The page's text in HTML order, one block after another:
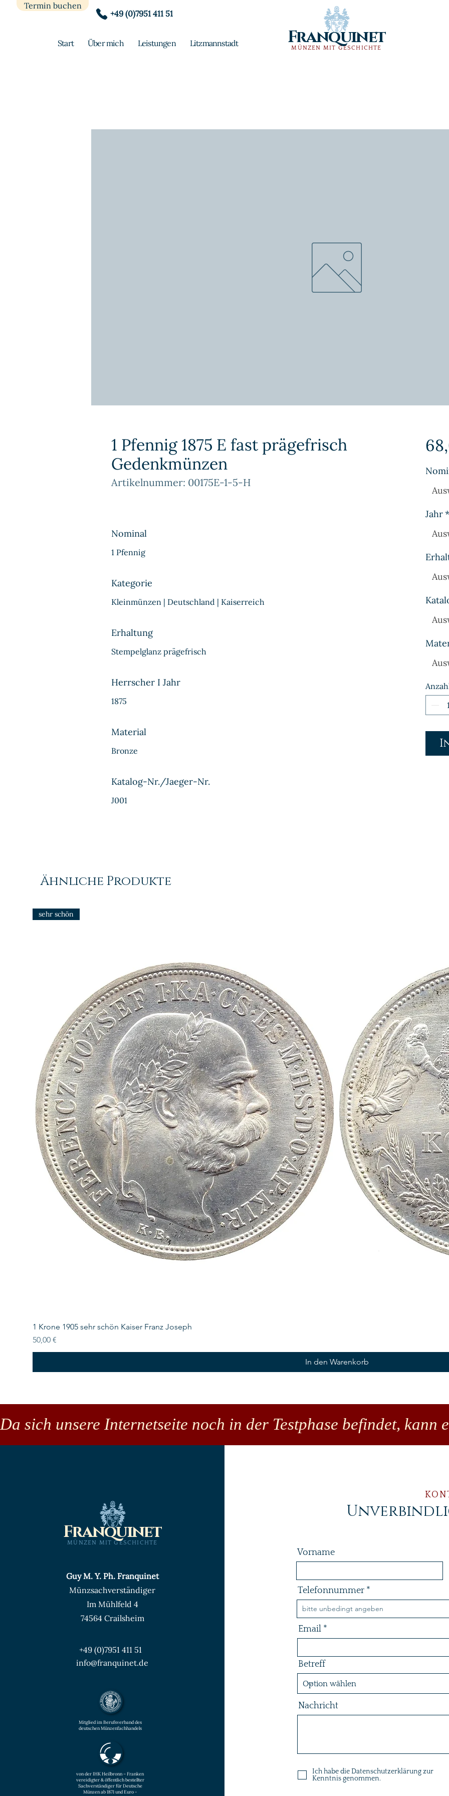
Termin buchen
Start Über mich Leistungen Litzmannstadt
+49 (0)7951 411 51
MÜNZEN MIT GESCHICHTE
Franquinet
1 Pfennig 1875 E fast prägefrisch
Gedenkmünzen
Artikelnummer: 00175E-1-5-H
Nominal
1 Pfennig
Kategorie
Kleinmünzen | Deutschland | Kaiserreich
Erhaltung
Stempelglanz prägefrisch
Herrscher I Jahr
1875
Material
Bronze
Katalog-Nr./Jaeger-Nr.
J001
Jahr*
Ähnliche Produkte
sehr schön
1 Krone 1905 sehr schön Kaiser Franz Joseph
Preis
50,00 €
In den Warenkorb
Da sich unsere Internetseite noch in der Testphase befindet,
MÜNZEN MIT GESCHICHTE
Franquinet
Guy M. Y. Ph. Franquinet
Münzsachverständiger
Im Mühlfeld 4
74564 Crailsheim
+49 (0)7951 411 51
info@franquinet.de
Mitglied im Berufsverband des
deutschen Münzenfachhandels
von der IHK Heilbronn – Franken
vereidigter & öffentlich bestellter
Sachverständiger für Deutsche
Münzen ab 1871 und Euro -
Vorname
Telefonnummer
Email
Betreff
Nachricht
Ich habe die Datenschutzerklärung zur
Kenntnis genommen.